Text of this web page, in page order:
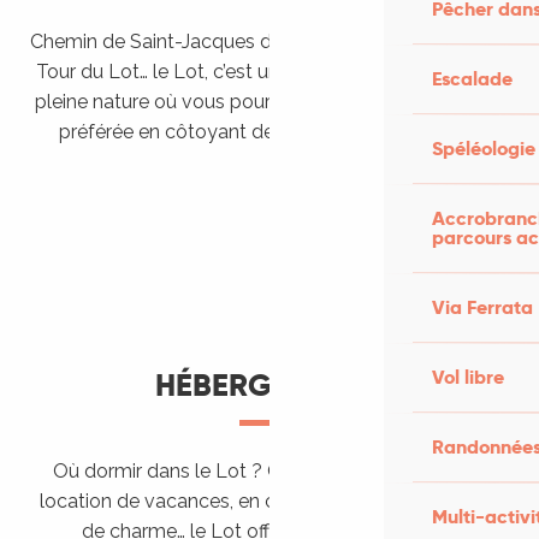
Pêcher
Escalade
Spéléologie
parcours
Via Ferrata
Vol libre
Multi-
Chemin de Saint-Jacques de Compostelle, Véloroutes,
Tour du Lot… le Lot, c’est une véritable destination de
pleine nature où vous pourrez pratiquer votre activité
préférée en côtoyant des paysages grandioses.
HÉBERGEMENTS
Où dormir dans le Lot ? Chez l’habitant, dans une
location de vacances, en camping, ou dans un hôtel
de charme… le Lot offre des hébergements